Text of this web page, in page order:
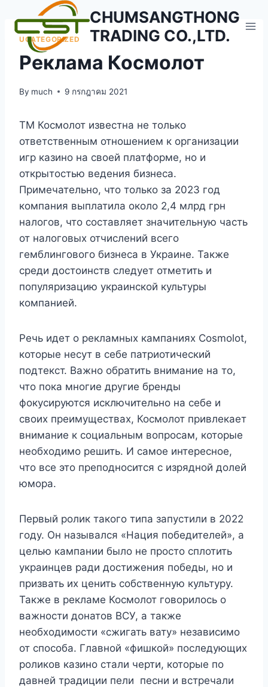
content
CHUMSANGTHONG
TRADING CO.,LTD.
UCATEGORIZED
Реклама Космолот
By much 9 กรกฎาคม 2021
ТМ Космолот известна не только
ответственным отношением к организации
игр казино на своей платформе, но и
открытостью ведения бизнеса.
Примечательно, что только за 2023 год
компания выплатила около 2,4 млрд грн
налогов, что составляет значительную часть
от налоговых отчислений всего
гемблингового бизнеса в Украине. Также
среди достоинств следует отметить и
популяризацию украинской культуры
компанией.
Речь идет о рекламных кампаниях Cosmolot,
которые несут в себе патриотический
подтекст. Важно обратить внимание на то,
что пока многие другие бренды
фокусируются исключительно на себе и
своих преимуществах, Космолот привлекает
внимание к социальным вопросам, которые
необходимо решить. И самое интересное,
что все это преподносится с изрядной долей
юмора.
Первый ролик такого типа запустили в 2022
году. Он назывался «Нация победителей», а
целью кампании было не просто сплотить
украинцев ради достижения победы, но и
призвать их ценить собственную культуру.
Также в рекламе Космолот говорилось о
важности донатов ВСУ, а также
необходимости «сжигать вату» независимо
от способа. Главной «фишкой» последующих
роликов казино стали черти, которые по
давней традиции пели песни и встречали